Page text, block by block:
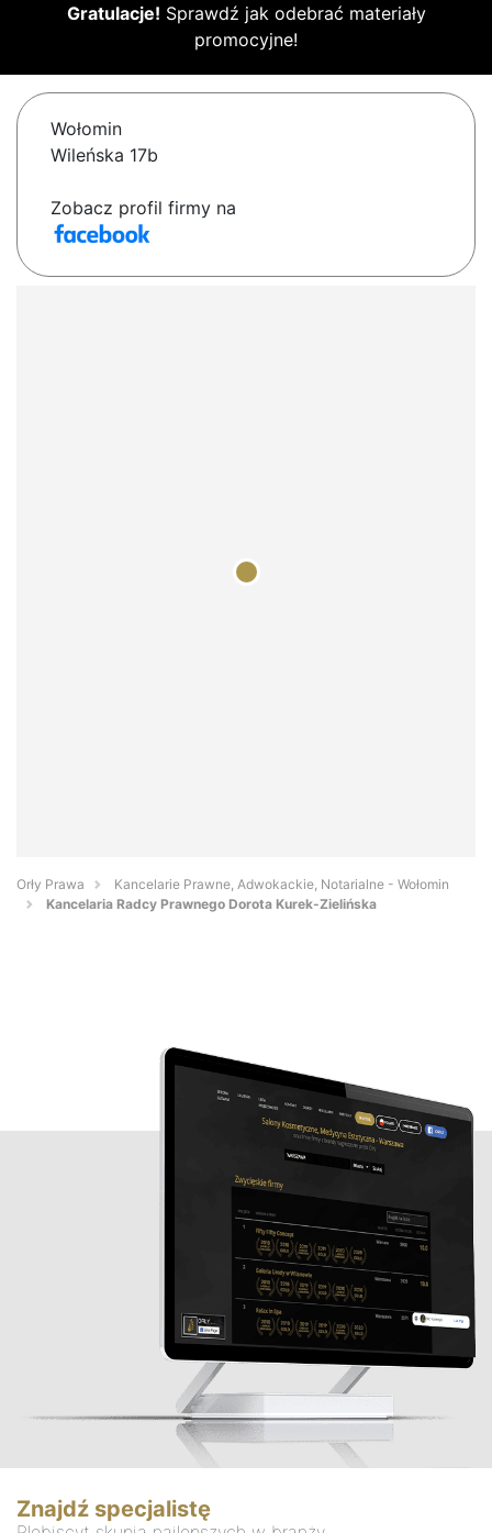
Gratulacje! Sprawdź jak odebrać materiały
promocyjne!
Wołomin
Wileńska 17b
Zobacz profil firmy na
Orły Prawa
Kancelarie Prawne, Adwokackie, Notarialne - Wołomin
Kancelaria Radcy Prawnego Dorota Kurek-Zielińska
Znajdź specjalistę